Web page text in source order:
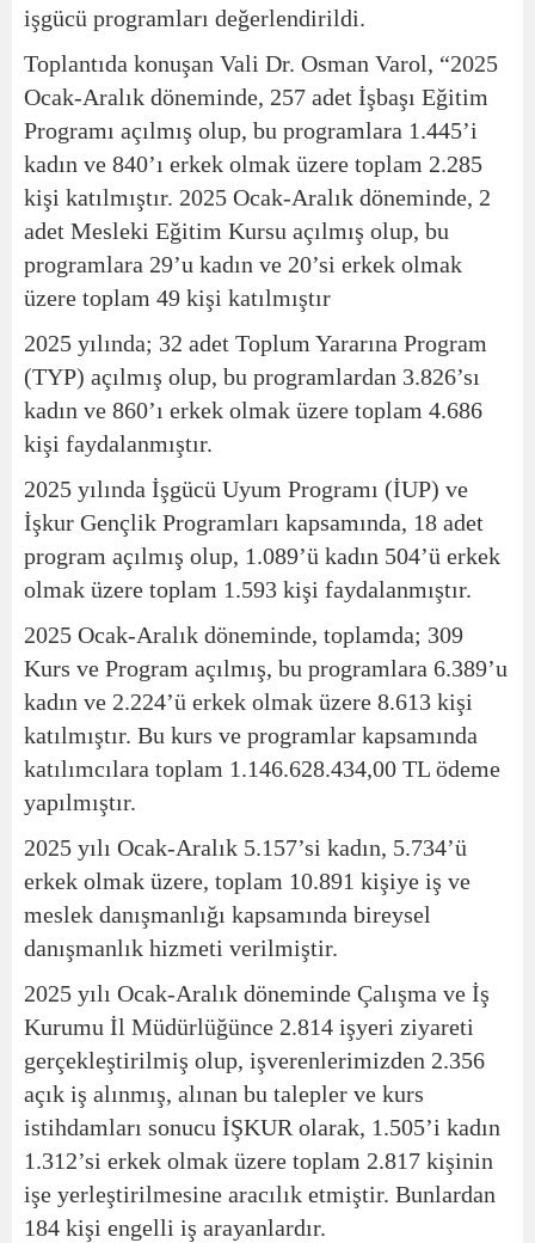
işgücü programları değerlendirildi.
Toplantıda konuşan Vali Dr. Osman Varol, “2025
Ocak-Aralık döneminde, 257 adet İşbaşı Eğitim
Programı açılmış olup, bu programlara 1.445’i
kadın ve 840’ı erkek olmak üzere toplam 2.285
kişi katılmıştır. 2025 Ocak-Aralık döneminde, 2
adet Mesleki Eğitim Kursu açılmış olup, bu
programlara 29’u kadın ve 20’si erkek olmak
üzere toplam 49 kişi katılmıştır
2025 yılında; 32 adet Toplum Yararına Program
(TYP) açılmış olup, bu programlardan 3.826’sı
kadın ve 860’ı erkek olmak üzere toplam 4.686
kişi faydalanmıştır.
2025 yılında İşgücü Uyum Programı (İUP) ve
İşkur Gençlik Programları kapsamında, 18 adet
program açılmış olup, 1.089’ü kadın 504’ü erkek
olmak üzere toplam 1.593 kişi faydalanmıştır.
2025 Ocak-Aralık döneminde, toplamda; 309
Kurs ve Program açılmış, bu programlara 6.389’u
kadın ve 2.224’ü erkek olmak üzere 8.613 kişi
katılmıştır. Bu kurs ve programlar kapsamında
katılımcılara toplam 1.146.628.434,00 TL ödeme
yapılmıştır.
2025 yılı Ocak-Aralık 5.157’si kadın, 5.734’ü
erkek olmak üzere, toplam 10.891 kişiye iş ve
meslek danışmanlığı kapsamında bireysel
danışmanlık hizmeti verilmiştir.
2025 yılı Ocak-Aralık döneminde Çalışma ve İş
Kurumu İl Müdürlüğünce 2.814 işyeri ziyareti
gerçekleştirilmiş olup, işverenlerimizden 2.356
açık iş alınmış, alınan bu talepler ve kurs
istihdamları sonucu İŞKUR olarak, 1.505’i kadın
1.312’si erkek olmak üzere toplam 2.817 kişinin
işe yerleştirilmesine aracılık etmiştir. Bunlardan
184 kişi engelli iş arayanlardır.